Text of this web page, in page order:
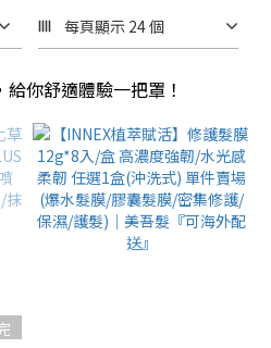
每頁顯示 24 個
你舒適體驗一把罩！